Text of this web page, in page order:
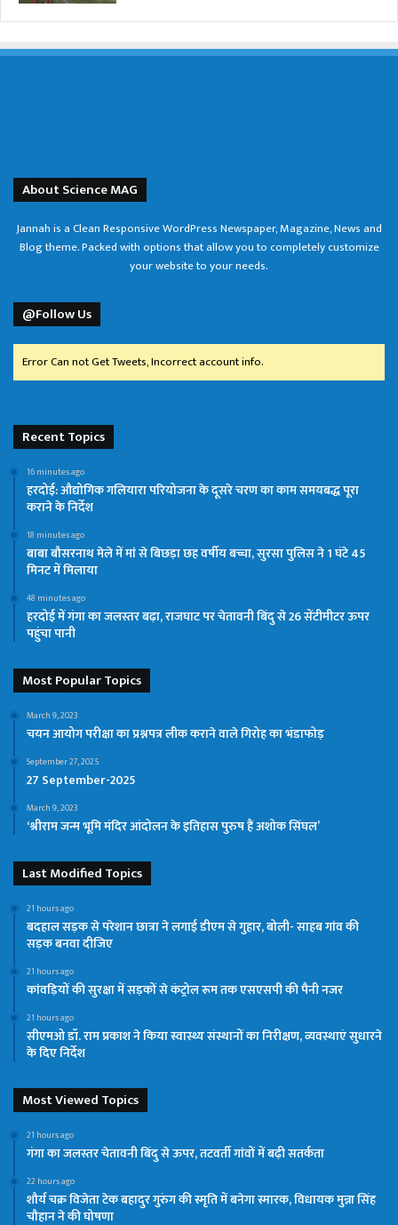
About Science MAG
Jannah is a Clean Responsive WordPress Newspaper, Magazine, News and
Blog theme. Packed with options that allow you to completely customize
your website to your needs.
@Follow Us
Error Can not Get Tweets, Incorrect account info.
Recent Topics
16 minutes ago
हरदोई: औद्योगिक गलियारा परियोजना के दूसरे चरण का काम समयबद्ध पूरा
कराने के निर्देश
18 minutes ago
बाबा बौसरनाथ मेले में मां से बिछड़ा छह वर्षीय बच्चा, सुरसा पुलिस ने 1 घंटे 45
मिनट में मिलाया
48 minutes ago
हरदोई में गंगा का जलस्तर बढ़ा, राजघाट पर चेतावनी बिंदु से 26 सेंटीमीटर ऊपर
पहुंचा पानी
Most Popular Topics
March 9, 2023
चयन आयोग परीक्षा का प्रश्नपत्र लीक कराने वाले गिरोह का भंडाफोड़
September 27, 2025
27 September-2025
March 9, 2023
‘श्रीराम जन्म भूमि मंदिर आंदोलन के इतिहास पुरुष हैं अशोक सिंघल’
Last Modified Topics
21 hours ago
बदहाल सड़क से परेशान छात्रा ने लगाई डीएम से गुहार, बोली- साहब गांव की
सड़क बनवा दीजिए
21 hours ago
कांवड़ियों की सुरक्षा में सड़कों से कंट्रोल रूम तक एसएसपी की पैनी नजर
21 hours ago
सीएमओ डॉ. राम प्रकाश ने किया स्वास्थ्य संस्थानों का निरीक्षण, व्यवस्थाएं सुधारने
के दिए निर्देश
Most Viewed Topics
21 hours ago
गंगा का जलस्तर चेतावनी बिंदु से ऊपर, तटवर्ती गांवों में बढ़ी सतर्कता
22 hours ago
शौर्य चक्र विजेता टेक बहादुर गुरुंग की स्मृति में बनेगा स्मारक, विधायक मुन्ना सिंह
चौहान ने की घोषणा